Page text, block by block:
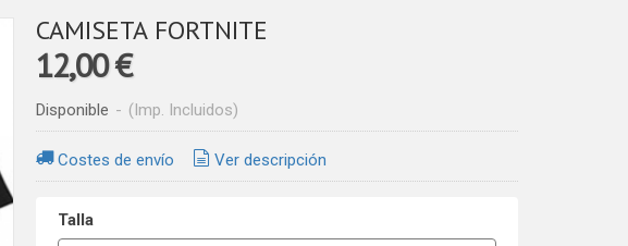
CAMISETA FORTNITE
12,00 €
Disponible - (Imp. Incluidos)
Costes de envío Ver descripción
Talla